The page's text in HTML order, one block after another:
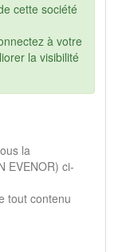
cette société
à votre
la visibilité
la
EVENOR) ci-
tout contenu